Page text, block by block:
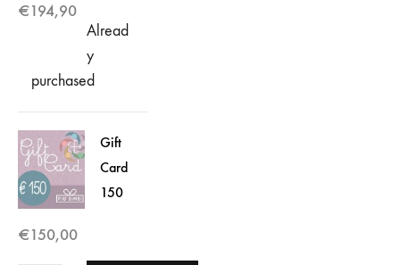
€194,90
Alread
y
purchased
Gift
Card
150
€150,00